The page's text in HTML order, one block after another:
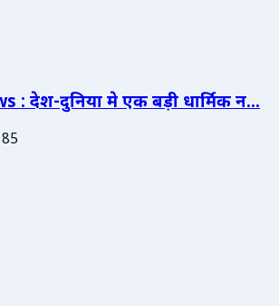
: देश-दुनिया मे एक बड़ी धार्मिक न...